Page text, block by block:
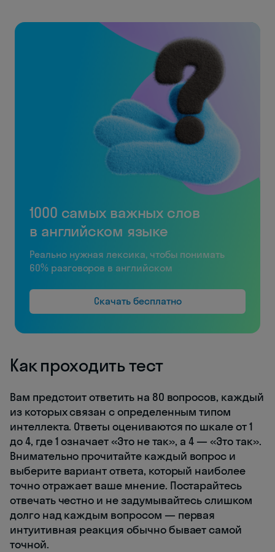
1000 самых важных слов
в английском языке
Реально нужная лексика, чтобы понимать
60% разговоров в английском
Скачать бесплатно
Как проходить тест
Вам предстоит ответить на 80 вопросов, каждый
из которых связан с определенным типом
интеллекта. Ответы оцениваются по шкале от 1
до 4, где 1 означает «Это не так», а 4 — «Это так».
Внимательно прочитайте каждый вопрос и
выберите вариант ответа, который наиболее
точно отражает ваше мнение. Постарайтесь
отвечать честно и не задумывайтесь слишком
долго над каждым вопросом — первая
интуитивная реакция обычно бывает самой
точной.